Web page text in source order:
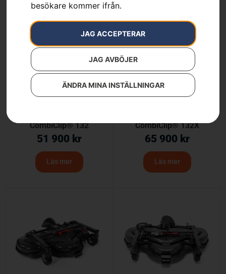
besökare kommer ifrån.
JAG ACCEPTERAR
JAG AVBÖJER
ÄNDRA MINA INSTÄLLNINGAR
CombiClip® 132
51 900 kr
Läs mer
CombiClip® 132X
65 900 kr
Läs mer